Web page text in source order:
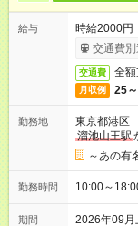
給与
時給2000
交通費別
交通費 全
月収例 25
勤務地
東京都港区
溜池山王駅
～あの有
勤務時間 10:00～
期間 2026年09